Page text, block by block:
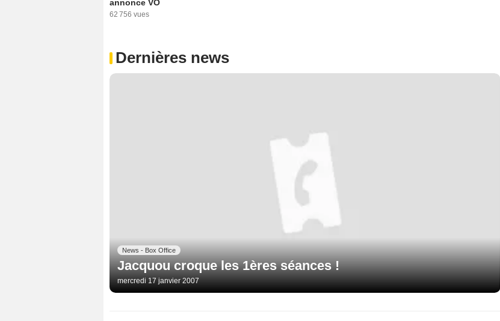
annonce VO
62 756 vues
Dernières news
News - Box Office
Jacquou croque les 1ères séances !
mercredi 17 janvier 2007